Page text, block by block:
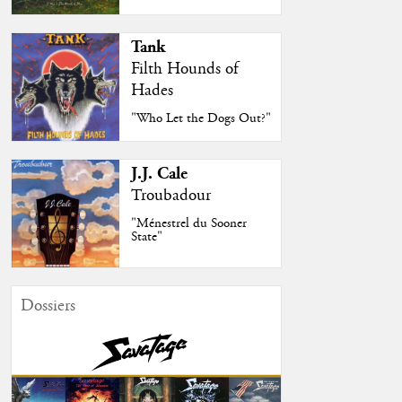
Tank
Filth Hounds of
Hades
"Who Let the Dogs Out?"
J.J. Cale
Troubadour
"Ménestrel du Sooner
State"
Dossiers